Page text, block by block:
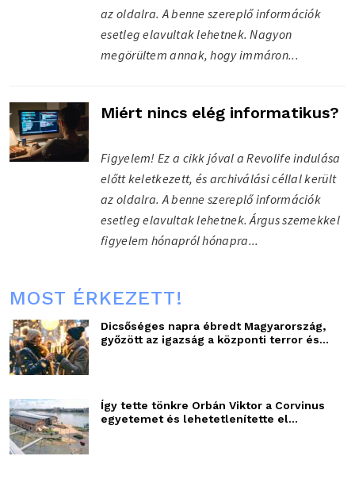
az oldalra. A benne szereplő információk
esetleg elavultak lehetnek. Nagyon
megörültem annak, hogy immáron...
Miért nincs elég informatikus?
Figyelem! Ez a cikk jóval a Revolife indulása
előtt keletkezett, és archiválási céllal került
az oldalra. A benne szereplő információk
esetleg elavultak lehetnek. Árgus szemekkel
figyelem hónapról hónapra...
MOST ÉRKEZETT!
Dicsőséges napra ébredt Magyarország,
győzött az igazság a központi terror és...
Így tette tönkre Orbán Viktor a Corvinus
egyetemet és lehetetlenítette el...